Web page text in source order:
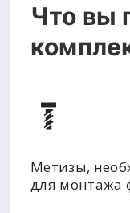
Что вы
Метизы,
для монтажа